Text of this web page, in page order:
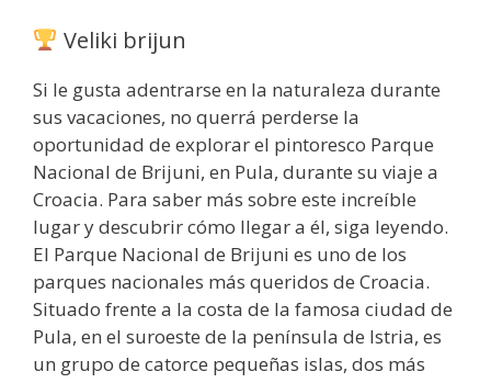
Veliki brijun
Si le gusta adentrarse en la naturaleza durante
sus vacaciones, no querrá perderse la
oportunidad de explorar el pintoresco Parque
Nacional de Brijuni, en Pula, durante su viaje a
Croacia. Para saber más sobre este increíble
lugar y descubrir cómo llegar a él, siga leyendo.
El Parque Nacional de Brijuni es uno de los
parques nacionales más queridos de Croacia.
Situado frente a la costa de la famosa ciudad de
Pula, en el suroeste de la península de Istria, es
un grupo de catorce pequeñas islas, dos más